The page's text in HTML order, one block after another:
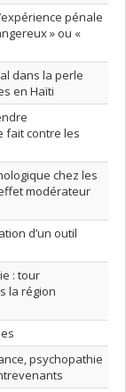
pénale
» ou «
dans la perle
en Haïti
fait contre les
chez les
modérateur
d’un outil
: tour
la région
psychopathie